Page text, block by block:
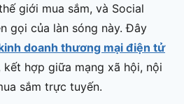
giới mua sắm, và Social
gọi của làn sóng này. Đây
doanh thương mại điện tử
hợp giữa mạng xã hội, nội
sắm trực tuyến.